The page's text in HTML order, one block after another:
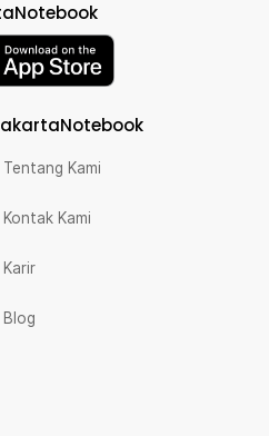
Tentang Kami
Kontak Kami
Karir
Blog